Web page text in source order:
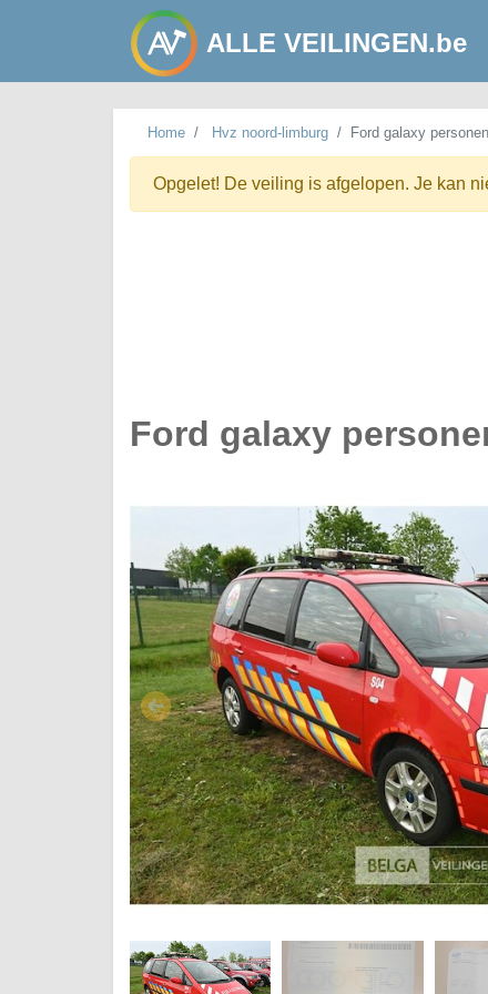
ALLE VEILINGEN.be
Home Hvz noord-limburg Ford galaxy
Opgelet! De veiling is afgelopen. Je kan
Ford galaxy